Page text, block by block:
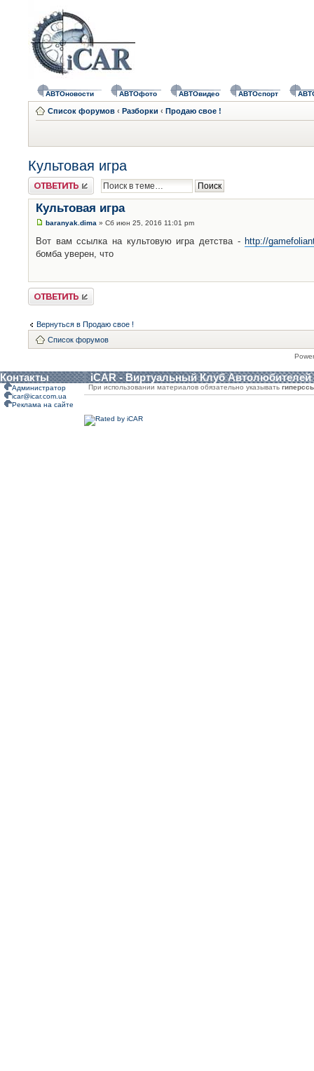
АВТОновости АВТОфото АВТОвидео АВТОспорт
Список форумов ‹ Разборки ‹ Продаю свое !
Культовая игра
Ответить
Культовая игра
baranyak.dima » Сб июн 25, 2016 11:01 pm
Вот вам ссылка на культовую игра детства - http://
бомба уверен, что
Ответить
Вернуться в Продаю свое !
Список форумов
Контакты iCAR - Виртуальный Клуб Автолюбителей
Администратор
icar@icar.com.ua
Реклама на сайте
При использовании материалов обязательно указывать